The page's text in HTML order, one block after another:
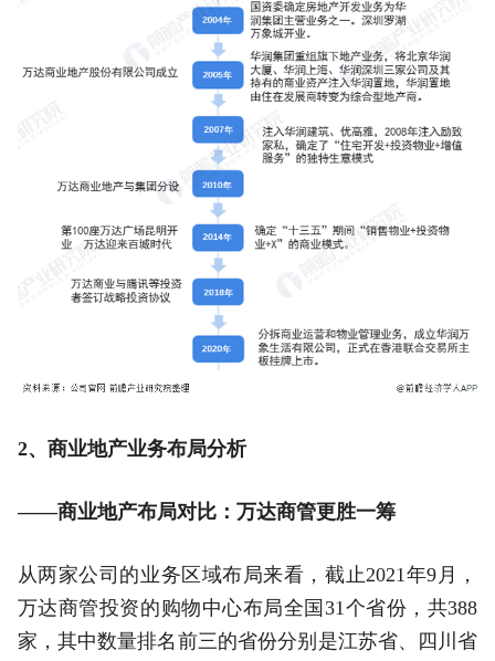
2、商业地产业务布局分析
——商业地产布局对比：万达商管更胜一筹
从两家公司的业务区域布局来看，截止2021年9月，
万达商管投资的购物中心布局全国31个省份，共388
家，其中数量排名前三的省份分别是江苏省、四川省